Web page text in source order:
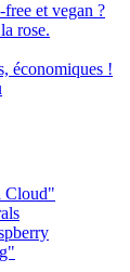
et vegan ?
rose.
économiques !
Cloud"